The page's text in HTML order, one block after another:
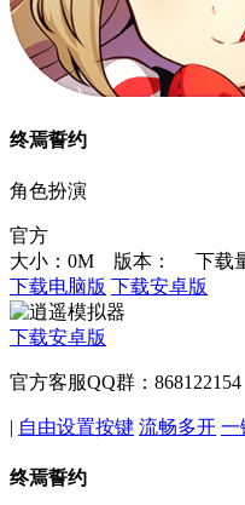
终焉誓约
角色扮演
官方
大小：0M 版本：
下载
下载电脑版 下载安卓版
下载安卓版
官方客服QQ群：868122154
| 自由设置按键 流畅多开 一
终焉誓约